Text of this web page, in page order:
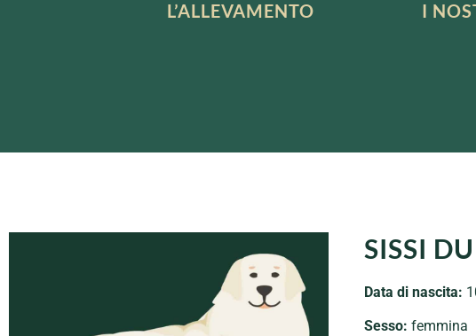
L’ALLEVAMENTO I
SISSI
Data di nascita:
Sesso: femmina